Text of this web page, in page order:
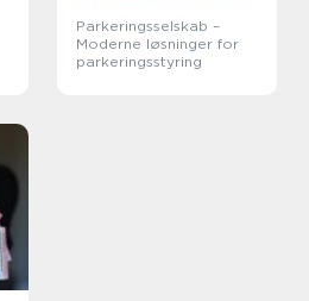
Parkeringsselskab –
Moderne løsninger for
parkeringsstyring